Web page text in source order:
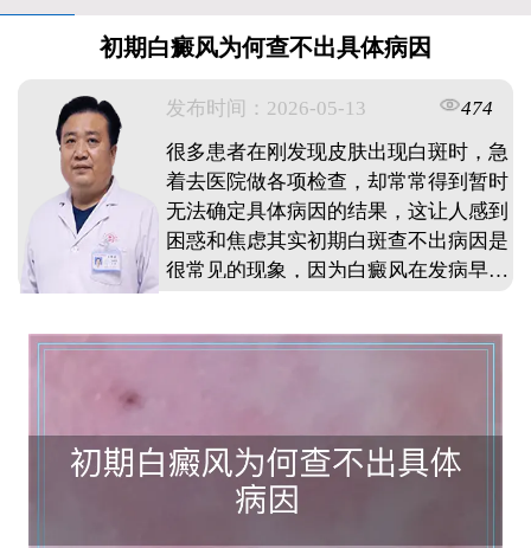
初期白癜风为何查不出具体病因
发布时间：2026-05-13
474
很多患者在刚发现皮肤出现白斑时，急
着去医院做各项检查，却常常得到暂时
无法确定具体病因的结果，这让人感到
困惑和焦虑其实初期白斑查不出病因是
很常见的现象，因为白癜风在发病早
统紊乱的指标可能还未完全显现，加上
担忧查不出病因就无法治疗，早期干预
依然能有效控制病情发展。 ...